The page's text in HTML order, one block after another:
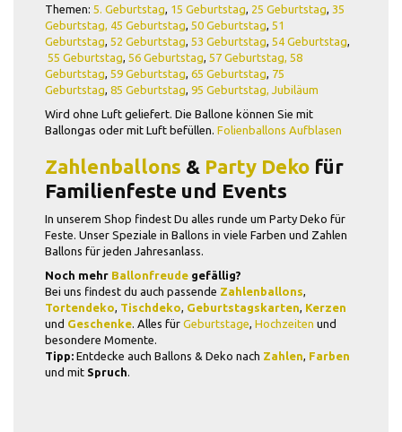
Themen: 5. Geburtstag, 15 Geburtstag, 25 Geburtstag, 35
Geburtstag, 45 Geburtstag, 50 Geburtstag, 51
Geburtstag, 52 Geburtstag, 53 Geburtstag, 54 Geburtstag,
55 Geburtstag, 56 Geburtstag, 57 Geburtstag, 58
Geburtstag, 59 Geburtstag, 65 Geburtstag, 75
Geburtstag, 85 Geburtstag, 95 Geburtstag, Jubiläum
Wird ohne Luft geliefert. Die Ballone können Sie mit
Ballongas oder mit Luft befüllen. Folienballons Aufblasen
Zahlenballons & Party Deko für
Familienfeste und Events
In unserem Shop findest Du alles runde um Party Deko für
Feste. Unser Speziale in Ballons in viele Farben und Zahlen
Ballons für jeden Jahresanlass.
Noch mehr Ballonfreude gefällig?
Bei uns findest du auch passende Zahlenballons,
Tortendeko, Tischdeko, Geburtstagskarten, Kerzen
und Geschenke. Alles für Geburtstage, Hochzeiten und
besondere Momente.
Tipp: Entdecke auch Ballons & Deko nach Zahlen, Farben
und mit Spruch.